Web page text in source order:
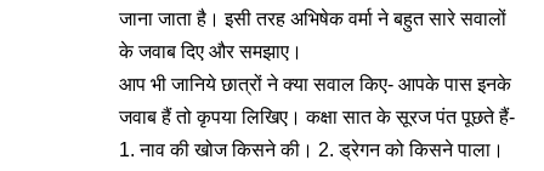
जाना जाता है। इसी तरह अभिषेक वर्मा ने बहुत सारे सवालों
के जवाब दिए और समझाए।
आप भी जानिये छात्रों ने क्या सवाल किए- आपके पास इनके
जवाब हैं तो कृपया लिखिए। कक्षा सात के सूरज पंत पूछते हैं-
1. नाव की खोज किसने की। 2. ड्रेगन को किसने पाला।